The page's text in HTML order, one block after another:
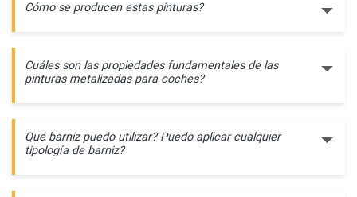
Cómo se producen estas pinturas?
Cuáles son las propiedades fundamentales de las
pinturas metalizadas para coches?
Qué barniz puedo utilizar? Puedo aplicar cualquier
tipología de barniz?